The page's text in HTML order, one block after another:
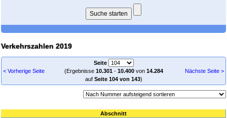
Verkehrszahlen 2019
< Vorherige Seite
Seite
(Ergebnisse 10.301- 10.400von 14.284
auf Seite 104 von 143)
Nächste Seite >
Abschnitt